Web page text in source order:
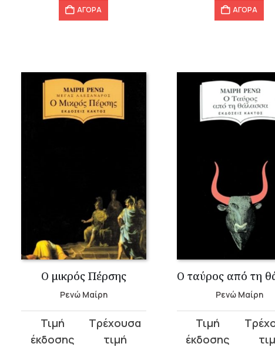
ΑΓΟΡΑ ΑΓΟΡΑ
Ο μικρός Πέρσης
Ρενώ Μαίρη
Original
price
τρέχουσα
Ρενώ Μαίρη
Original
price
τρέχουσα